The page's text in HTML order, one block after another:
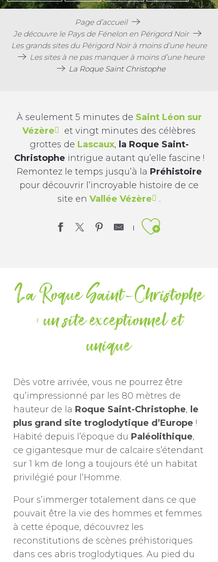
Page d’accueil
Je découvre le Pays de Fénelon en Périgord Noir
Les grands sites du Périgord Noir à moins d’une heure
Les sites à ne pas manquer à moins d’une heure
La Roque Saint Christophe
À seulement 5 minutes de Saint Léon sur
Vézère
et vingt minutes des célèbres
grottes de Lascaux, la Roque Saint-
Christophe intrigue autant qu’elle fascine !
Remontez le temps jusqu’à la Préhistoire
pour découvrir l’incroyable histoire de ce
site en Vallée Vézère .
Ajouter aux
La Roque Saint-Christophe
: un site exceptionnel et
unique
Dès votre arrivée, vous ne pourrez être
qu’impressionné par les 80 mètres de
hauteur de la Roque Saint-Christophe, le
plus grand site troglodytique d’Europe !
Habité depuis l’époque du Paléolithique,
ce gigantesque mur de calcaire s’étendant
sur 1 km de long a toujours été un habitat
privilégié pour l’Homme.
Pour s’immerger totalement dans ce que
pouvait être la vie des hommes et femmes
à cette époque, découvrez les
reconstitutions de scènes préhistoriques
dans ces abris troglodytiques. Au pied du